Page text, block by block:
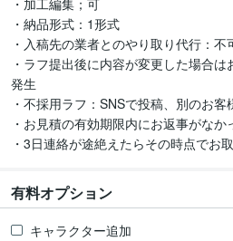
・加工編集；可
・納品形式：1形式
・入稿先の業者とのやり取り代行：不
・ラフ提出後に内容が変更した場合
発生
・不採用ラフ：SNSで投稿、別のお客
・お見積の有効期限内にお返事がな
・3日連絡が途絶えたらその時点でお
有料オプション
キャラクター追加